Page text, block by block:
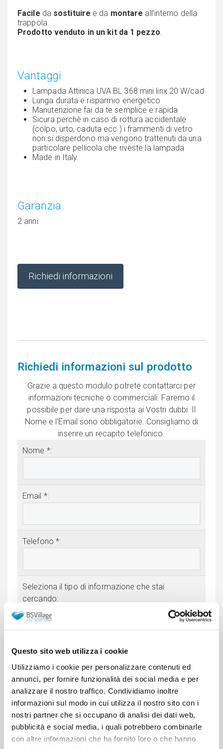
Questo sito web utilizza i cookie
Utilizziamo i cookie per personalizzare contenuti ed
annunci, per fornire funzionalità dei social media e per
analizzare il nostro traffico. Condividiamo inoltre
informazioni sul modo in cui utilizza il nostro sito con i
nostri partner che si occupano di analisi dei dati web,
pubblicità e social media, i quali potrebbero combinarle
con altre informazioni che ha fornito loro o che hanno
Facile da sostituire e da montare all'interno della
trappola.
Prodotto venduto in un kit da 1 pezzo.
Vantaggi
Lampada Attinica UVA BL 368 mini linx 20 W/cad
Lunga durata e risparmio energetico
Manutenzione fai da te semplice e rapida
Sicura perchè in caso di rottura accidentale
(colpo, urto, caduta ecc.) i frammenti di vetro
non si disperdono ma vengono trattenuti da una
particolare pellicola che riveste la lampada
Made in Italy
Garanzia
2 anni
Richiedi informazioni
Richiedi informazioni sul prodotto
Grazie a questo modulo potrete contattarci per
informazioni tecniche o commerciali. Faremo il
possibile per dare una risposta ai Vostri dubbi. Il
Nome e l'Email sono obbligatorie. Consigliamo di
inserire un recapito telefonico.
Nome *:
Email *:
Telefono *:
Seleziona il tipo di informazione che stai
cercando:
Seleziona...
informazioni: